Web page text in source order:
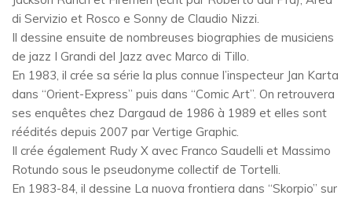
di Servizio et Rosco e Sonny de Claudio Nizzi.
Il dessine ensuite de nombreuses biographies de musiciens
de jazz I Grandi del Jazz avec Marco di Tillo.
En 1983, il crée sa série la plus connue l’inspecteur Jan Karta
dans “Orient-Express” puis dans “Comic Art”. On retrouvera
ses enquêtes chez Dargaud de 1986 à 1989 et elles sont
réédités depuis 2007 par Vertige Graphic.
Il crée également Rudy X avec Franco Saudelli et Massimo
Rotundo sous le pseudonyme collectif de Tortelli.
En 1983-84, il dessine La nuova frontiera dans “Skorpio” sur